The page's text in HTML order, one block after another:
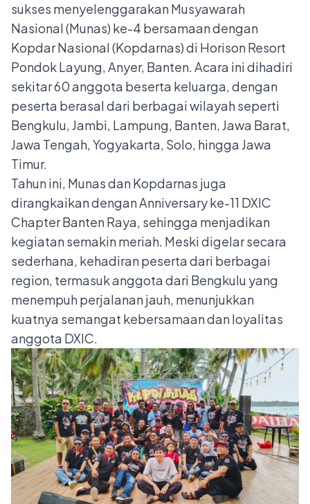
sukses menyelenggarakan Musyawarah
Nasional (Munas) ke-4 bersamaan dengan
Kopdar Nasional (Kopdarnas) di Horison Resort
Pondok Layung, Anyer, Banten. Acara ini dihadiri
sekitar 60 anggota beserta keluarga, dengan
peserta berasal dari berbagai wilayah seperti
Bengkulu, Jambi, Lampung, Banten, Jawa Barat,
Jawa Tengah, Yogyakarta, Solo, hingga Jawa
Timur.
Tahun ini, Munas dan Kopdarnas juga
dirangkaikan dengan Anniversary ke-11 DXIC
Chapter Banten Raya, sehingga menjadikan
kegiatan semakin meriah. Meski digelar secara
sederhana, kehadiran peserta dari berbagai
region, termasuk anggota dari Bengkulu yang
menempuh perjalanan jauh, menunjukkan
kuatnya semangat kebersamaan dan loyalitas
anggota DXIC.